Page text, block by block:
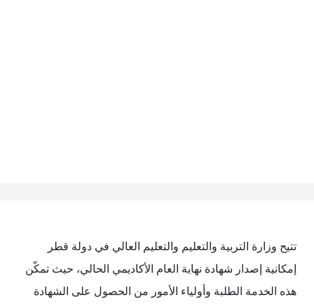
تتيح وزارة التربية والتعليم والتعليم العالي في دولة قطر
إمكانية إصدار شهادة نهاية العام الأكاديمي الحالي، حيث تمكّن
هذه الخدمة الطلبة وأولياء الأمور من الحصول على الشهادة